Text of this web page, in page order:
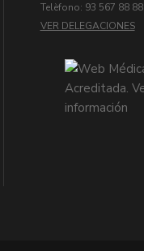
Telèfono: 93 567 88 88
VER DELEGACIONES